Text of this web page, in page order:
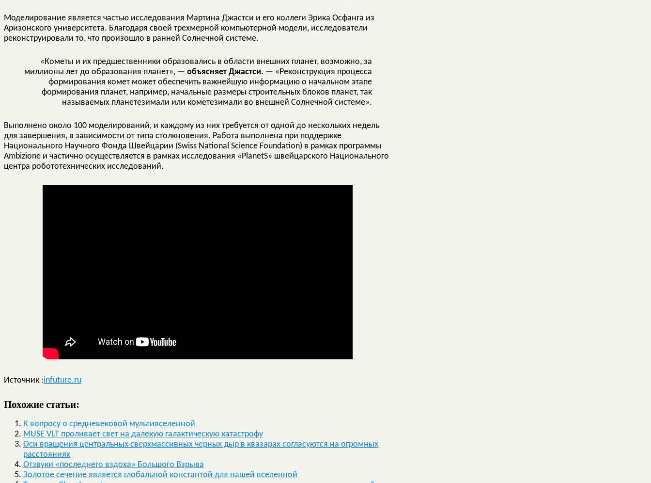
Моделирование является частью исследования Мартина Джастси и его коллеги Эрика Осфанга из
Аризонского университета. Благодаря своей трехмерной компьютерной модели, исследователи
реконструировали то, что произошло в ранней Солнечной системе.
«Кометы и их предшественники образовались в области внешних планет, возможно, за
миллионы лет до образования планет», — объясняет Джастси. — «Реконструкция процесса
формирования комет может обеспечить важнейшую информацию о начальном этапе
формирования планет, например, начальные размеры строительных блоков планет, так
называемых планетезимали или кометезимали во внешней Солнечной системе».
Выполнено около 100 моделирований, и каждому из них требуется от одной до нескольких недель
для завершения, в зависимости от типа столкновения. Работа выполнена при поддержке
Национального Научного Фонда Швейцарии (Swiss National Science Foundation) в рамках программы
Ambizione и частично осуществляется в рамках исследования «PlanetS» швейцарского Национального
центра робототехнических исследований.
Источник :infuture.ru
Похожие статьи:
К вопросу о средневековой мультивселенной
MUSE VLT проливает свет на далекую галактическую катастрофу
Оси вращения центральных сверхмассивных черных дыр в квазарах согласуются на огромных
расстояниях
Отзвуки «последнего вздоха» Большого Взрыва
Золотое сечение является глобальной константой для нашей вселенной